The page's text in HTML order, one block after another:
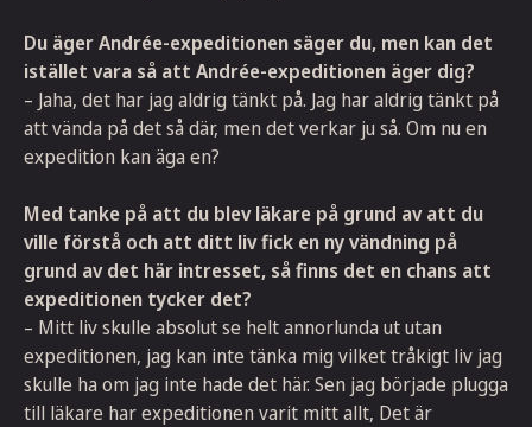
Du äger Andrée-expeditionen säger du, men kan det
istället vara så att Andrée-expeditionen äger dig?
– Jaha, det har jag aldrig tänkt på. Jag har aldrig tänkt på
att vända på det så där, men det verkar ju så. Om nu en
expedition kan äga en?
Med tanke på att du blev läkare på grund av att du
ville förstå och att ditt liv fick en ny vändning på
grund av det här intresset, så finns det en chans att
expeditionen tycker det?
– Mitt liv skulle absolut se helt annorlunda ut utan
expeditionen, jag kan inte tänka mig vilket tråkigt liv jag
skulle ha om jag inte hade det här. Sen jag började plugga
till läkare har expeditionen varit mitt allt, Det är